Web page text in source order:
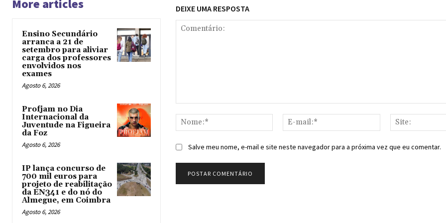
More articles
Ensino Secundário
arranca a 21 de
setembro para aliviar
carga dos professores
envolvidos nos
exames
Agosto 6, 2026
Profjam no Dia
Internacional da
Juventude na Figueira
da Foz
Agosto 6, 2026
IP lança concurso de
700 mil euros para
projeto de reabilitação
da EN341 e do nó do
Almegue, em Coimbra
Agosto 6, 2026
DEIXE UMA RESPOSTA
Nome:*
mail:*
Salve meu nome, e-mail e site neste navegador para a próxima vez que eu comentar.